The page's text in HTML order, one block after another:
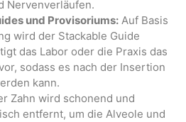
Nervenverläufen.
und Provisoriums: Auf Basis
wird der Stackable Guide
das Labor oder die Praxis das
sodass es nach der Insertion
kann.
Zahn wird schonend und
entfernt, um die Alveole und